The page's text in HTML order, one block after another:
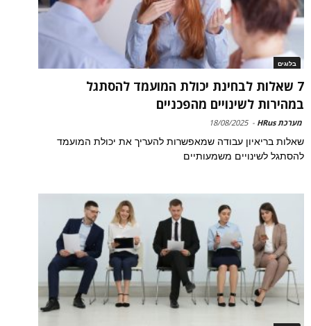
בלוגים
7 שאלות לבחינת יכולת המועמד להסתגל
במהירות לשינויים מהפכניים
מערכת HRus -
18/08/2025
שאלות בריאיון עבודה שמאפשרות להעריך את יכולת המועמד
להסתגל לשינויים משמעותיים